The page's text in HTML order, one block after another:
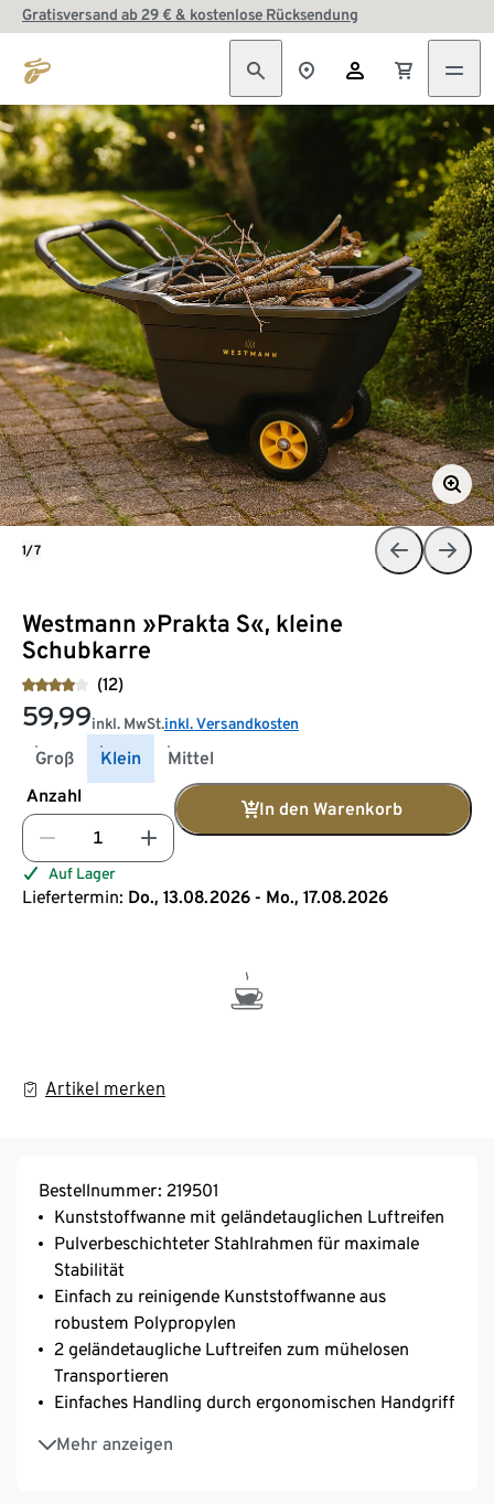
Gratisversand ab 29 € & kostenlose Rücksendung
Westmann »Prakta S«, kleine
Schubkarre
(12)
59,99inkl. MwSt.inkl. Versandkosten
Groß Klein
Mittel
Anzahl
In den Warenkorb
Auf Lager
Liefertermin: Do., 13.08.2026 - Mo., 17.08.2026
Artikel merken
1/7
Bestellnummer: 219501
Kunststoffwanne mit geländetauglichen Luftreifen
Pulverbeschichteter Stahlrahmen für maximale
Stabilität
Einfach zu reinigende Kunststoffwanne aus
robustem Polypropylen
2 geländetaugliche Luftreifen zum mühelosen
Transportieren
Einfaches Handling durch ergonomischen Handgriff
Mehr anzeigen
Kippfunktion: Wanne und Gestell sind miteinander
verbunden, die Wanne kann nicht separiert vom